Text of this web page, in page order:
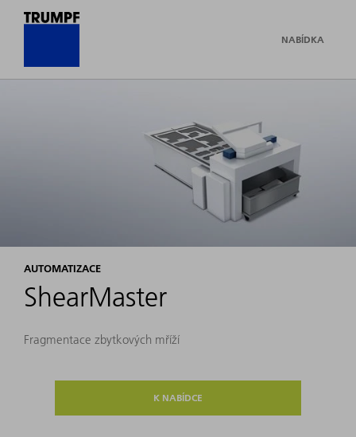
NABÍDKA
AUTOMATIZACE
ShearMaster
Fragmentace zbytkových mříží
K NABÍDCE